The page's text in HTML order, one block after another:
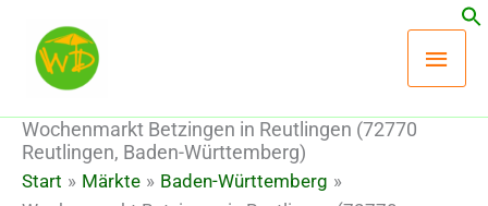
Inhalt
springen
Wochenmarkt Betzingen in Reutlingen (72770
Reutlingen, Baden-Württemberg)
Start Märkte
Baden-Württemberg